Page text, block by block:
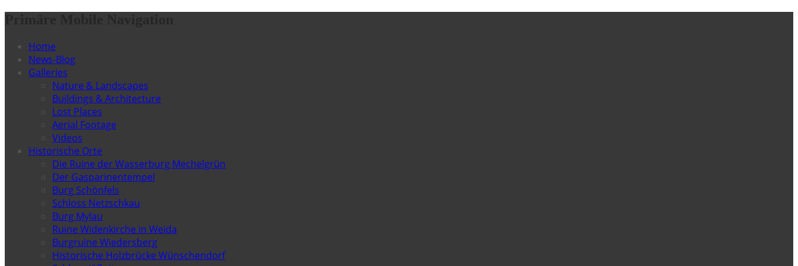
Home
News-Blog
Galleries
Nature & Landscapes
Buildings & Architecture
Lost Places
Aerial Footage
Videos
Historische Orte
Die Ruine der Wasserburg Mechelgrün
Der Gasparinentempel
Burg Schönfels
Schloss Netzschkau
Burg Mylau
Ruine Widenkirche in Weida
Burgruine Wiedersberg
Historische Holzbrücke Wünschendorf